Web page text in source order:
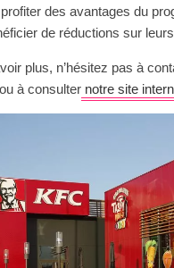
des avantages du
de réductions sur
plus, n’hésitez pas à
à consulter notre site